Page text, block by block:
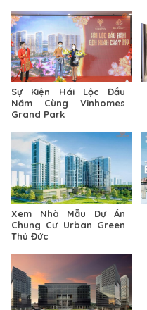
Sự Kiện Hái Lộc Đầu
Năm Cùng Vinhomes
Grand Park
Xem Nhà Mẫu Dự Án
Chung Cư Urban Green
Thủ Đức